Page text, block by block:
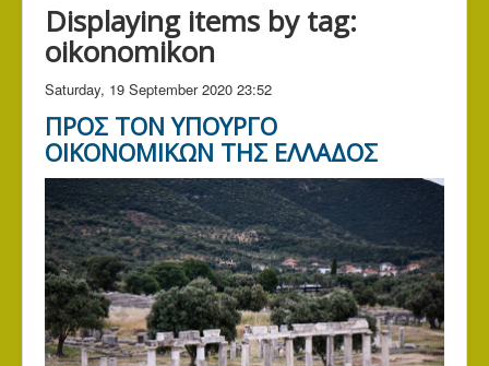
ΤΡΑΠΕΖΕΣ
ΔΕΗ
Α.Α.Δ.Ε. (ΕΦΟΡΙΑ)
ΓΕΝΙΚΑ ΑΡΘΡΑ
ΕΠΙΚΟΙΝΩΝΙΑ
Displaying items by tag:
oikonomikon
Saturday, 19 September 2020 23:52
ΠΡΟΣ TΟΝ ΥΠΟΥΡΓΟ
ΟΙΚΟΝΟΜΙΚΩΝ ΤΗΣ ΕΛΛΑΔΟΣ